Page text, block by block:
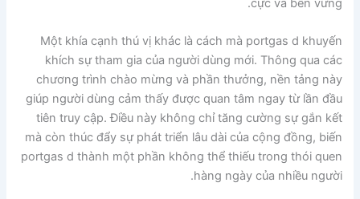
cực và bền vững.
Một khía cạnh thú vị khác là cách mà portgas d khuyến
khích sự tham gia của người dùng mới. Thông qua các
chương trình chào mừng và phần thưởng, nền tảng này
giúp người dùng cảm thấy được quan tâm ngay từ lần đầu
tiên truy cập. Điều này không chỉ tăng cường sự gắn kết
mà còn thúc đẩy sự phát triển lâu dài của cộng đồng, biến
portgas d thành một phần không thể thiếu trong thói quen
hàng ngày của nhiều người.